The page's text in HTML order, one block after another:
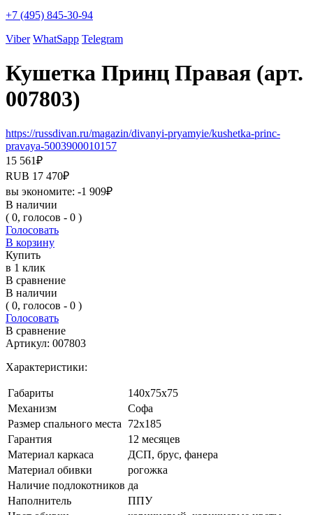
+7 (495) 845-30-94
Viber WhatSapp Telegram
Кушетка Принц Правая (арт.
007803)
https://russdivan.ru/magazin/divanyi-pryamyie/kushetka-princ-
pravaya-5003900010157
15 561₽
RUB 17 470₽
вы экономите: -1 909₽
В наличии
( 0, голосов - 0 )
Голосовать
В корзину
Купить
в 1 клик
В сравнение
В наличии
( 0, голосов - 0 )
Голосовать
В сравнение
Артикул: 007803
Характеристики:
Габариты
140х75х75
Механизм
Софа
Размер спального места
72х185
Гарантия
12 месяцев
Материал каркаса
ДСП, брус, фанера
Материал обивки
рогожка
Наличие подлокотников да
Наполнитель
ППУ